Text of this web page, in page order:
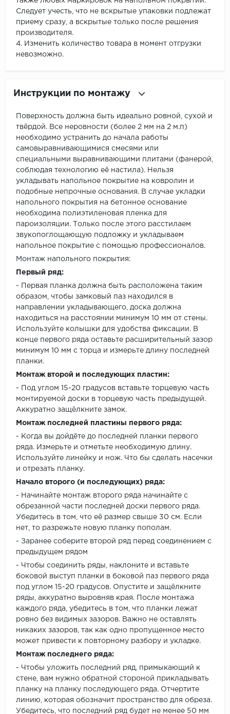
Следует учесть, что не вскрытые упаковки подлежат
приему сразу, а вскрытые только после решения
производителя.
4. Изменить количество товара в момент отгрузки
невозможно.
Инструкции по монтажу
Поверхность должна быть идеально ровной, сухой и
твёрдой. Все неровности (более 2 мм на 2 м.п)
необходимо устранить до начала работы
самовыравнивающимися смесями или
специальными выравнивающими плитами (фанерой,
соблюдая технологию её настила). Нельзя
укладывать напольное покрытие на ковролин и
подобные непрочные основания. В случае укладки
напольного покрытия на бетонное основание
необходима полиэтиленовая пленка для
пароизоляции. Только после этого расстилаем
звукопоглощающую подложку и укладываем
напольное покрытие с помощью профессионалов.
Монтаж напольного покрытия:
Первый ряд:
- Первая планка должна быть расположена таким
образом, чтобы замковый паз находился в
направлении укладывающего, доска должна
находиться на расстоянии минимум 10 мм от стены.
Используйте колышки для удобства фиксации. В
конце первого ряда оставьте расширительный зазор
минимум 10 мм с торца и измерьте длину последней
планки.
Монтаж второй и последующих пластин:
- Под углом 15-20 градусов вставьте торцевую часть
монтируемой доски в торцевую часть предыдущей.
Аккуратно защёлкните замок.
Монтаж последней пластины первого ряда:
- Когда вы дойдёте до последней планки первого
ряда. Измерьте и отметьте необходимую длину.
Используйте линейку и нож. Что бы сделать насечки
и отрезать планку.
Начало второго (и последующих) ряда:
- Начинайте монтаж второго ряда начинайте с
обрезанной части последней доски первого ряда.
Убедитесь в том, что её размер свыше 30 см. Если
нет, то разрежьте новую планку пополам.
- Заранее соберите второй ряд перед соединением с
предыдущем рядом
- Чтобы соединить ряды, наклоните и вставьте
боковой выступ планки в боковой паз первого ряда
под углом 15-20 градусов. Опустите и защёлкните
ряды, аккуратно выровняв края. После монтажа
каждого ряда, убедитесь в том, что планки лежат
ровно без видимых зазоров. Важно не оставлять
никаких зазоров, так как одно пропущенное место
может привести к повторному разбору и укладке.
Монтаж последнего ряда:
- Чтобы уложить последний ряд, примыкающий к
стене, вам нужно обратной стороной прикладывать
планку на планку последующего ряда. Отчертите
линию, которая обозначит пространство для обреза.
Убедитесь, что последний ряд будет не менее 50 мм